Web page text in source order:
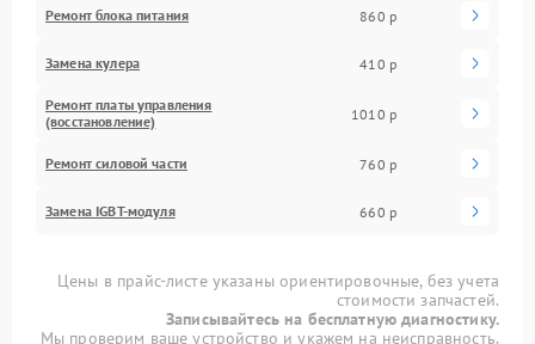
Ремонт блока питания 860 р
Замена кулера 410 р
Ремонт платы управления
(восстановление)
1010 р
Ремонт силовой части 760 р
Замена IGBT-модуля 660 р
Цены в прайс-листе указаны ориентировочные, без учета
стоимости запчастей.
Записывайтесь на бесплатную диагностику.
Мы проверим ваше устройство и укажем на неисправность.